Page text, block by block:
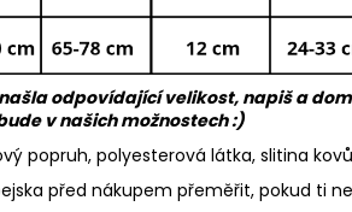
odpovídající velikost, napiš a
v našich možnostech :)
popruh, polyesterová látka, slitina
před nákupem přeměřit, pokud ti